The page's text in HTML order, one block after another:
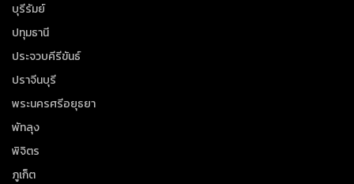
บุรีรัมย์
ปทุมธานี
ประจวบคีรีขันธ์
ปราจีนบุรี
พระนครศรีอยุธยา
พัทลุง
พิจิตร
ภูเก็ต